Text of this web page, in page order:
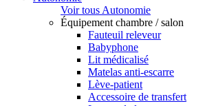
Voir tous Autonomie
Équipement chambre / salon
Fauteuil releveur
Babyphone
Lit médicalisé
Matelas anti-escarre
Lève-patient
Accessoire de transfert